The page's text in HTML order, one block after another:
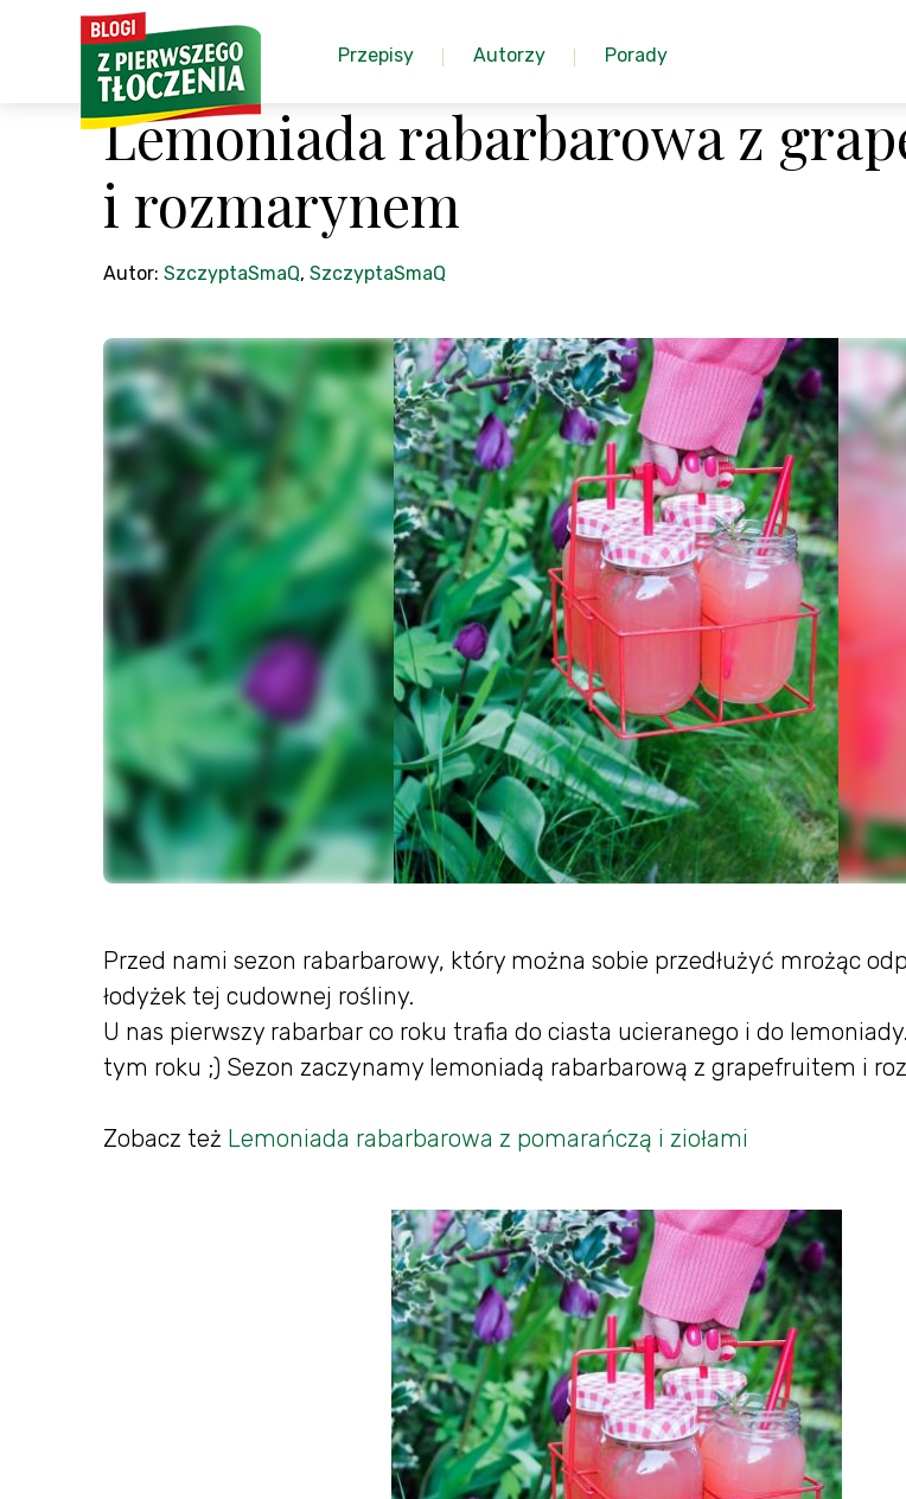
Przepisy Autorzy Porady
Lemoniada rabarbarowa z
i rozmarynem
Autor: SzczyptaSmaQ, SzczyptaSmaQ
Przed nami sezon rabarbarowy, który można sobie przedłużyć mrożąc
łodyżek tej cudownej rośliny.
U nas pierwszy rabarbar co roku trafia do ciasta ucieranego i do
tym roku ;) Sezon zaczynamy lemoniadą rabarbarową z grapefruitem i
Zobacz też Lemoniada rabarbarowa z pomarańczą i ziołami